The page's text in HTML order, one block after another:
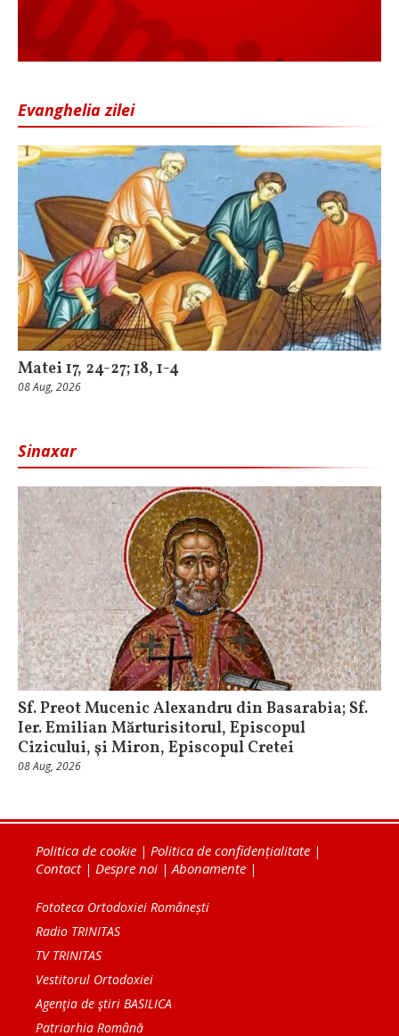
Evanghelia zilei
Matei 17, 24-27; 18, 1-4
08 Aug, 2026
Sinaxar
Sf. Preot Mucenic Alexandru din Basarabia; Sf.
Ier. Emilian Mărturisitorul, Episcopul
Cizicului, şi Miron, Episcopul Cretei
08 Aug, 2026
Politica de cookie | Politica de confidențialitate |
Contact| Despre noi |Abonamente |
Fototeca Ortodoxiei Românești
Radio TRINITAS
TV TRINITAS
Vestitorul Ortodoxiei
Agenţia de ştiri BASILICA
Patriarhia Română